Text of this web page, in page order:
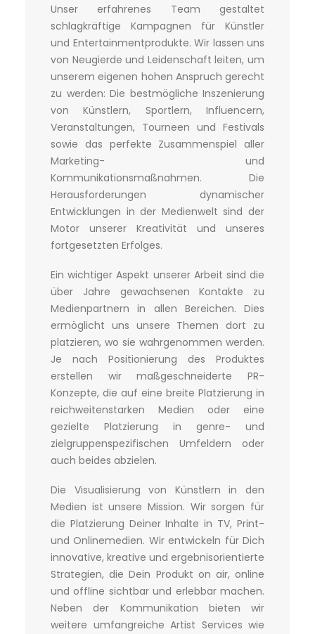
Unser erfahrenes Team gestaltet
schlagkräftige Kampagnen für Künstler
und Entertainmentprodukte. Wir lassen uns
von Neugierde und Leidenschaft leiten, um
unserem eigenen hohen Anspruch gerecht
zu werden: Die bestmögliche Inszenierung
von Künstlern, Sportlern, Influencern,
Veranstaltungen, Tourneen und Festivals
sowie das perfekte Zusammenspiel aller
Marketing- und
Kommunikationsmaßnahmen. Die
Herausforderungen dynamischer
Entwicklungen in der Medienwelt sind der
Motor unserer Kreativität und unseres
fortgesetzten Erfolges.
Ein wichtiger Aspekt unserer Arbeit sind die
über Jahre gewachsenen Kontakte zu
Medienpartnern in allen Bereichen. Dies
ermöglicht uns unsere Themen dort zu
platzieren, wo sie wahrgenommen werden.
Je nach Positionierung des Produktes
erstellen wir maßgeschneiderte PR-
Konzepte, die auf eine breite Platzierung in
reichweitenstarken Medien oder eine
gezielte Platzierung in genre- und
zielgruppenspezifischen Umfeldern oder
auch beides abzielen.
Die Visualisierung von Künstlern in den
Medien ist unsere Mission. Wir sorgen für
die Platzierung Deiner Inhalte in TV, Print-
und Onlinemedien. Wir entwickeln für Dich
innovative, kreative und ergebnisorientierte
Strategien, die Dein Produkt on air, online
und offline sichtbar und erlebbar machen.
Neben der Kommunikation bieten wir
weitere umfangreiche Artist Services wie